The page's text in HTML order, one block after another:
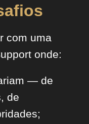
com uma
onde:
— de
de